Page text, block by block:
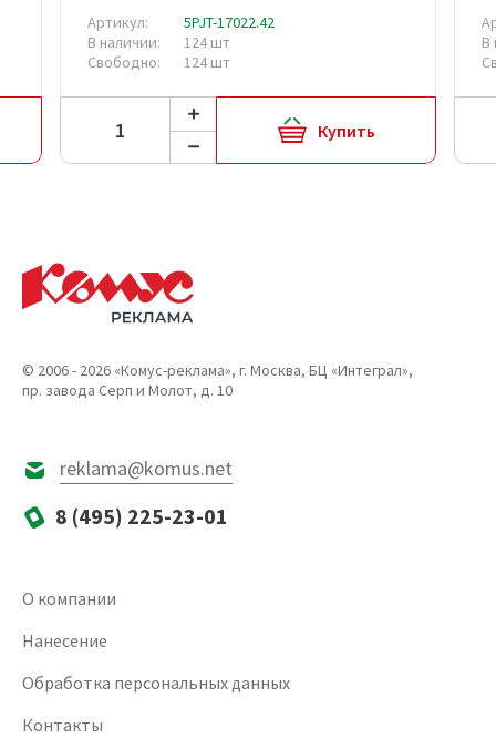
Артикул:
5PJT-17022.42
В наличии:
124 шт
Свободно:
124 шт
Купить
В
© 2006 - 2026 «Комус-реклама», г. Москва, БЦ «Интеграл»,
пр. завода Серп и Молот, д. 10
reklama@komus.net
8 (495) 225-23-01
О компании
Нанесение
Обработка персональных данных
Контакты